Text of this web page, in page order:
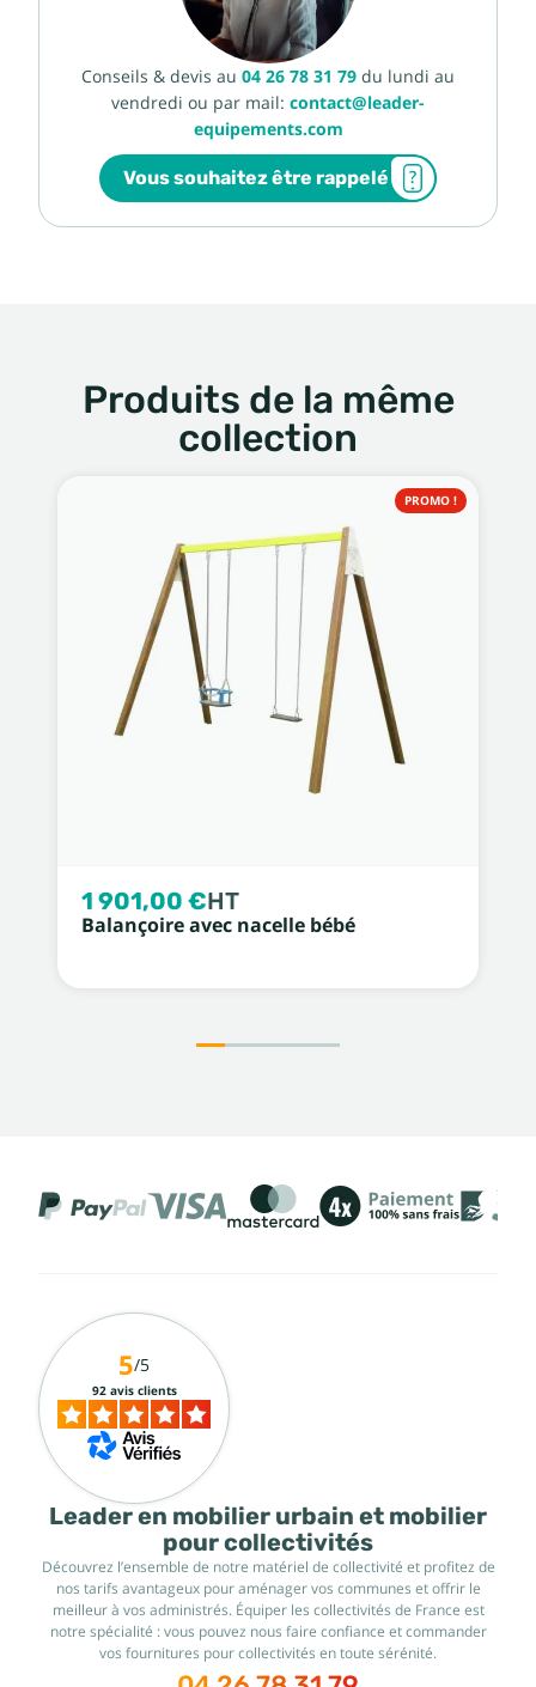
Conseils & devis au 04 26 78 31 79 du lundi au
vendredi ou par mail: contact@leader-
equipements.com
Vous souhaitez être rappelé
Produits de la même
collection
PROMO !
1 901,00 €HT
Balançoire avec nacelle bébé
Leader en mobilier urbain et mobilier
pour collectivités
Découvrez l’ensemble de notre matériel de collectivité et profitez de
nos tarifs avantageux pour aménager vos communes et offrir le
meilleur à vos administrés. Équiper les collectivités de France est
notre spécialité : vous pouvez nous faire confiance et commander
vos fournitures pour collectivités en toute sérénité.
5/5
92 avis clients